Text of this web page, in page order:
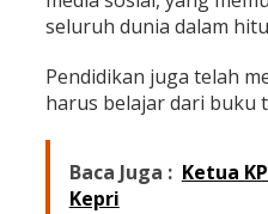
seluruh dunia dalam
Pendidikan juga telah
harus belajar dari buku
Baca Juga : Ketua
Kepri